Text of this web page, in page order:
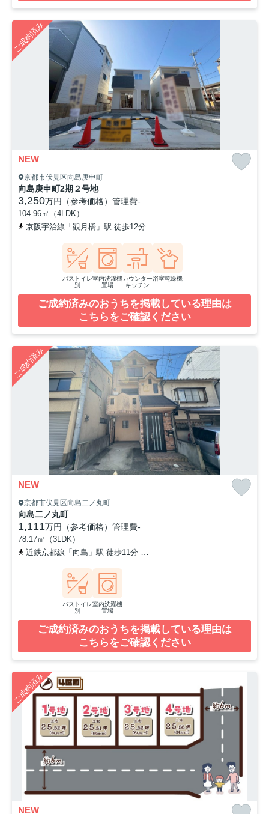
ご成約済み
NEW
京都市伏見区向島庚申町
向島庚申町2期２号地
3,250万円（参考価格） 管理費-
104.96㎡（4LDK）
京阪宇治線「観月橋」駅 徒歩12分
バストイレ
別
室内洗濯機
置場
カウンター
キッチン
浴室乾燥機
ご成約済みのおうちを掲載している理由は
こちらをご確認ください
ご成約済み
NEW
京都市伏見区向島二ノ丸町
向島二ノ丸町
1,111万円（参考価格） 管理費-
78.17㎡（3LDK）
近鉄京都線「向島」駅 徒歩11分
バストイレ
別
室内洗濯機
置場
ご成約済みのおうちを掲載している理由は
こちらをご確認ください
ご成約済み
NEW